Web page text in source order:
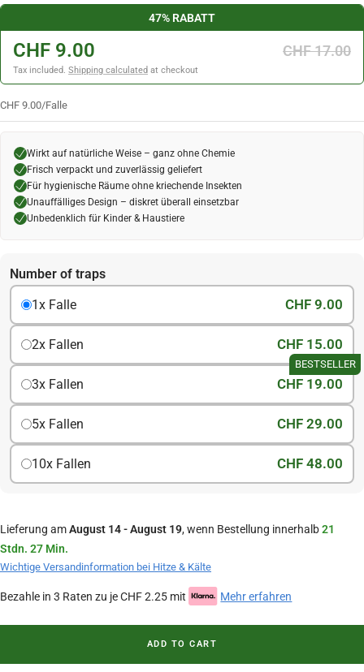
47% RABATT
CHF 9.00 CHF 17.00
Tax included. Shipping calculated at checkout
CHF 9.00/Falle
Wirkt auf natürliche Weise – ganz ohne Chemie
Frisch verpackt und zuverlässig geliefert
Für hygienische Räume ohne kriechende Insekten
Unauffälliges Design – diskret überall einsetzbar
Unbedenklich für Kinder & Haustiere
Number of traps
1x Falle
CHF 9.00
2x Fallen CHF 15.00
BESTSELLER
3x Fallen CHF 19.00
5x Fallen CHF 29.00
10x Fallen CHF 48.00
Lieferung amAugust 14 - August 19, wenn Bestellung innerhalb21
Stdn. 27 Min.
Wichtige Versandinformation bei Hitze & Kälte
Bezahle in 3 Raten zu je CHF 2.25 mit Mehr erfahren
ADD TO CART